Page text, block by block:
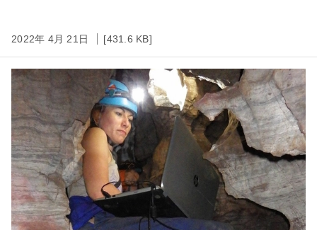
2022年 4月 21日 [431.6 KB]